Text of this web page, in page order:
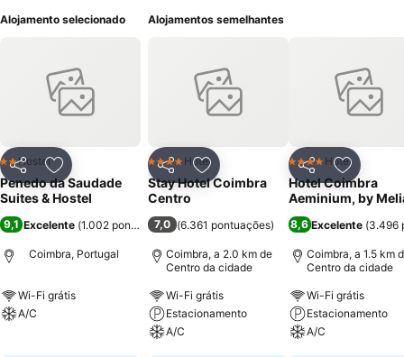
romântico. Temos todos ;) Os quartos do Penedo da Saudade -
femininos), temos também quartos duplos e familiares com casa de
banho privativa e equipada. Cada quarto tem um conceito inspirado
pela cor do curso Universitário que representa. O Penedo da
privativo, uma pequena sala de estar com chaise-lounge e carácter
próprio.
Alojamento selecionado
PartilharAdicionar aos favoritos
2 Estrelas
Hostel
Penedo da Saudade
Suites & Hostel
9,1 Excelente (1.002 pontuações
Coimbra, Portugal
Wi-Fi grátis
A/C
Alojamentos semelhantes
PartilharAdicionar aos favoritos
4 EstrelasHotel
Stay Hotel Coimbra
Centro
7,0 (6.361 pontuações)
Coimbra, a 2.0 km de
Centro da cidade
Wi-Fi grátis
Estacionamento
A/C
Partilhar
4 EstrelasHotel
Hotel Coimbra
Aeminium, by
8,6Excelente (3.496
Coimbra, a 1.5 km
Centro da cidade
Wi-Fi grátis
Estacionamento
A/C